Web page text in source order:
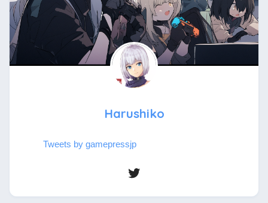
Harushiko
Tweets by gamepressjp